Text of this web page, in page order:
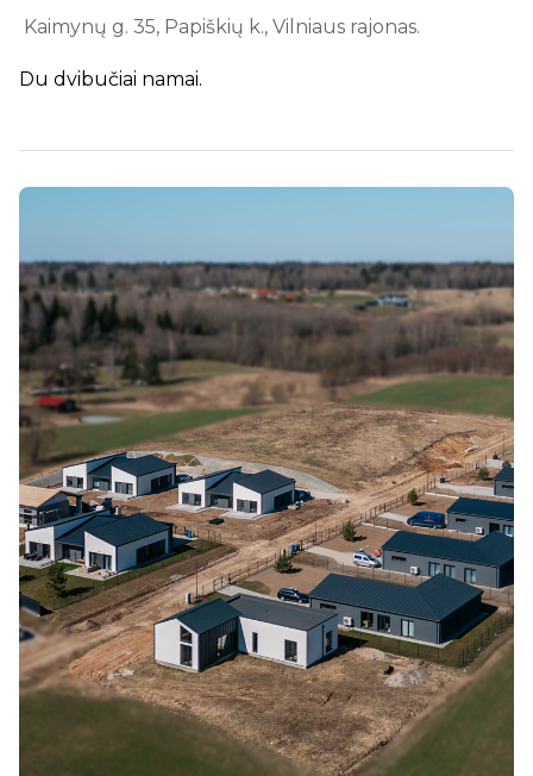
Kaimynų g. 35, Papiškių k., Vilniaus rajonas.
Du dvibučiai namai.